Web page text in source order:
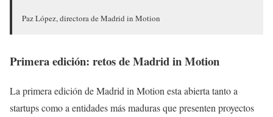
Paz López, directora de Madrid in Motion
Primera edición: retos de Madrid in Motion
La primera edición de Madrid in Motion esta abierta tanto a
startups como a entidades más maduras que presenten proyectos